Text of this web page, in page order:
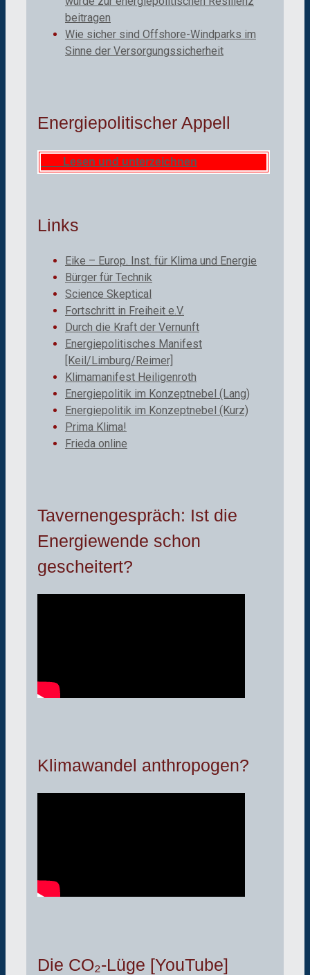
beitragen
Wie sicher sind Offshore-Windparks im
Sinne der Versorgungssicherheit
Energiepolitischer Appell
Lesen und unterzeichnen
Links
Eike – Europ. Inst. für Klima und Energie
Bürger für Technik
Science Skeptical
Fortschritt in Freiheit e.V.
Durch die Kraft der Vernunft
Energiepolitisches Manifest
[Keil/Limburg/Reimer]
Klimamanifest Heiligenroth
Energiepolitik im Konzeptnebel (Lang)
Energiepolitik im Konzeptnebel (Kurz)
Prima Klima!
Frieda online
Tavernengespräch: Ist die
Energiewende schon
gescheitert?
Klimawandel anthropogen?
Die CO₂-Lüge [YouTube]